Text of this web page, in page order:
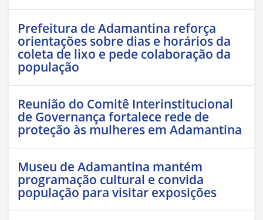
Prefeitura de Adamantina reforça
orientações sobre dias e horários da
coleta de lixo e pede colaboração da
população
Reunião do Comitê Interinstitucional
de Governança fortalece rede de
proteção às mulheres em Adamantina
Museu de Adamantina mantém
programação cultural e convida
população para visitar exposições